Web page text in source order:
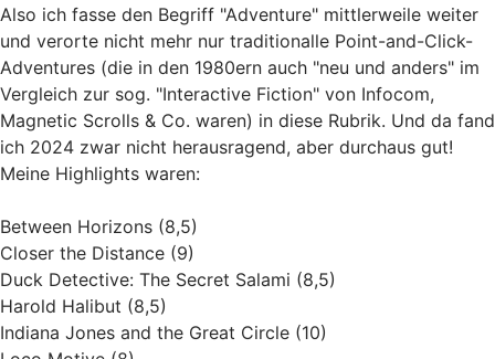
Also ich fasse den Begriff "Adventure" mittlerweile weiter
und verorte nicht mehr nur traditionalle Point-and-Click-
Adventures (die in den 1980ern auch "neu und anders" im
Vergleich zur sog. "Interactive Fiction" von Infocom,
Magnetic Scrolls & Co. waren) in diese Rubrik. Und da fand
ich 2024 zwar nicht herausragend, aber durchaus gut!
Meine Highlights waren:
Between Horizons (8,5)
Closer the Distance (9)
Duck Detective: The Secret Salami (8,5)
Harold Halibut (8,5)
Indiana Jones and the Great Circle (10)